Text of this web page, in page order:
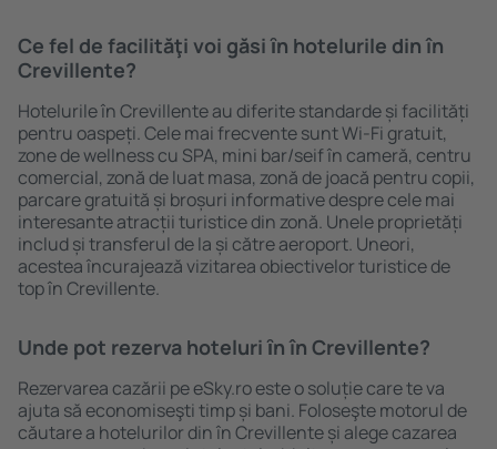
Ce fel de facilităţi voi găsi ȋn hotelurile din în
Crevillente?
Hotelurile în Crevillente au diferite standarde și facilități
pentru oaspeți. Cele mai frecvente sunt Wi-Fi gratuit,
zone de wellness cu SPA, mini bar/seif în cameră, centru
comercial, zonă de luat masa, zonă de joacă pentru copii,
parcare gratuită și broșuri informative despre cele mai
interesante atracții turistice din zonă. Unele proprietăți
includ și transferul de la și către aeroport. Uneori,
acestea încurajează vizitarea obiectivelor turistice de
top în Crevillente.
Unde pot rezerva hoteluri ȋn în Crevillente?
Rezervarea cazării pe eSky.ro este o soluție care te va
ajuta să economiseşti timp și bani. Foloseşte motorul de
căutare a hotelurilor din în Crevillente și alege cazarea